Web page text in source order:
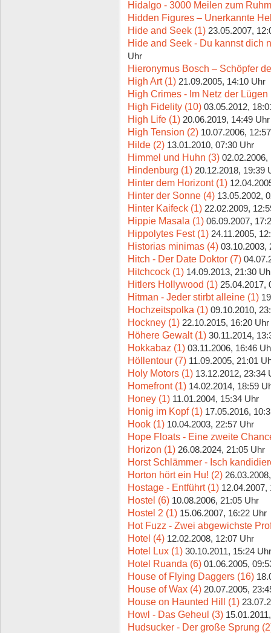
Hidalgo - 3000 Meilen zum
Hidden Figures – Unerkannte
Hide and Seek (1) 23.05.2007,
Hide and Seek - Du kannst dich
Uhr
Hieronymus Bosch – Schöpfer
High Art (1) 21.09.2005, 14:10 Uhr
High Crimes - Im Netz der Lügen
High Fidelity (10) 03.05.2012,
High Life (1) 20.06.2019, 14:49 Uhr
High Tension (2) 10.07.2006,
Hilde (2) 13.01.2010, 07:30 Uhr
Himmel und Huhn (3) 02.02.2006,
Hindenburg (1) 20.12.2018, 19:39
Hinter dem Horizont (1)
Hinter der Sonne (4) 13.05.2002,
Hinter Kaifeck (1) 22.02.2009,
Hippie Masala (1) 06.09.2007,
Hippolytes Fest (1) 24.11.2005,
Historias minimas (4) 03.10.2003,
Hitch - Der Date Doktor (7)
Hitchcock (1) 14.09.2013, 21:30
Hitlers Hollywood (1) 25.04.2017,
Hitman - Jeder stirbt alleine (1)
Hochzeitspolka (1) 09.10.2010,
Hockney (1) 22.10.2015, 16:20 Uhr
Höhere Gewalt (1) 30.11.2014,
Hokkabaz (1) 03.11.2006, 16:46
Höllentour (7) 11.09.2005, 21:01
Holy Motors (1) 13.12.2012, 23:34
Homefront (1) 14.02.2014, 18:59
Honey (1) 11.01.2004, 15:34 Uhr
Honig im Kopf (1) 17.05.2016,
Hook (1) 10.04.2003, 22:57 Uhr
Hope Floats - Eine zweite
Horizon (1) 26.08.2024, 21:05 Uhr
Horst Schlämmer - Isch
Horton hört ein Hu! (2)
Hostage - Entführt (1) 12.04.2007,
Hostel (6) 10.08.2006, 21:05 Uhr
Hostel 2 (1) 15.06.2007, 16:22 Uhr
Hot Fuzz - Zwei abgewichste
Hotel (4) 12.02.2008, 12:07 Uhr
Hotel Lux (1) 30.10.2011, 15:24 Uhr
Hotel Ruanda (6) 01.06.2005,
House of Flying Daggers (16)
House of Wax (4) 20.07.2005,
House on Haunted Hill (1)
Howl - Das Geheul (3)
Hudsucker - Der große Sprung